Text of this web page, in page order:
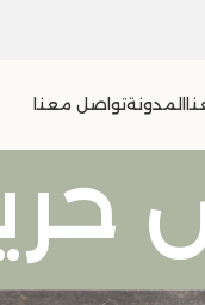
المدونةتواصل معنا